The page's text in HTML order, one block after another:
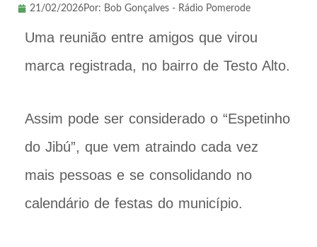
21/02/2026Por: Bob Gonçalves - Rádio Pomerode
Uma reunião entre amigos que virou
marca registrada, no bairro de Testo Alto.
Assim pode ser considerado o “Espetinho
do Jibú”, que vem atraindo cada vez
mais pessoas e se consolidando no
calendário de festas do município.